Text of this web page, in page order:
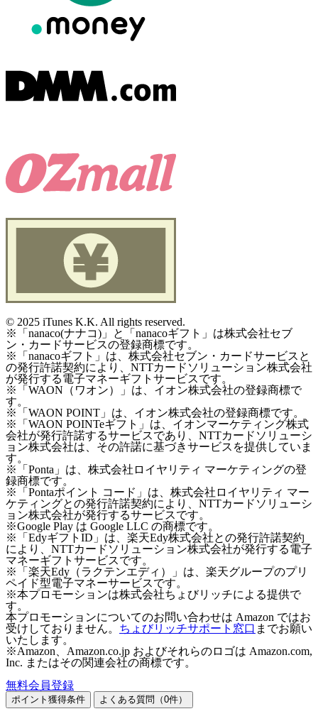
© 2025 iTunes K.K. All rights reserved.
※「nanaco(ナナコ)」と「nanacoギフト」は株式会社セブ
ン・カードサービスの登録商標です。
※「nanacoギフト」は、株式会社セブン・カードサービスと
の発行許諾契約により、NTTカードソリューション株式会社
が発行する電子マネーギフトサービスです。
※「WAON（ワオン）」は、イオン株式会社の登録商標で
す。
※「WAON POINT」は、イオン株式会社の登録商標です。
※「WAON POINTeギフト」は、イオンマーケティング株式
会社が発行許諾するサービスであり、NTTカードソリューシ
ョン株式会社は、その許諾に基づきサービスを提供していま
す。
※「Ponta」は、株式会社ロイヤリティ マーケティングの登
録商標です。
※「Pontaポイント コード」は、株式会社ロイヤリティ マー
ケティングとの発行許諾契約により、NTTカードソリューシ
ョン株式会社が発行するサービスです。
※Google Play は Google LLC の商標です。
※「EdyギフトID」は、楽天Edy株式会社との発行許諾契約
により、NTTカードソリューション株式会社が発行する電子
マネーギフトサービスです。
※「楽天Edy（ラクテンエディ）」は、楽天グループのプリ
ペイド型電子マネーサービスです。
※本プロモーションは株式会社ちょびリッチによる提供で
す。
本プロモーションについてのお問い合わせは Amazon ではお
受けしておりません。 ちょびリッチサポート窓口 までお願い
いたします。
※Amazon、Amazon.co.jp およびそれらのロゴは Amazon.com,
Inc. またはその関連会社の商標です。
無料会員登録
ポイント獲得条件 よくある質問（0件）